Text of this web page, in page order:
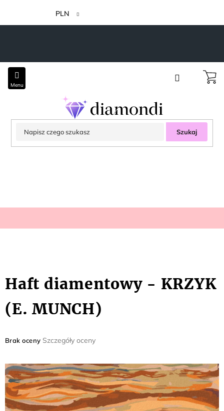
treści
PLN
Szukaj
Haft diamentowy - KRZYK
(E. MUNCH)
Średnia
wynosi
0,0
na
5
gwiazdek.
Brak oceny Szczegóły oceny